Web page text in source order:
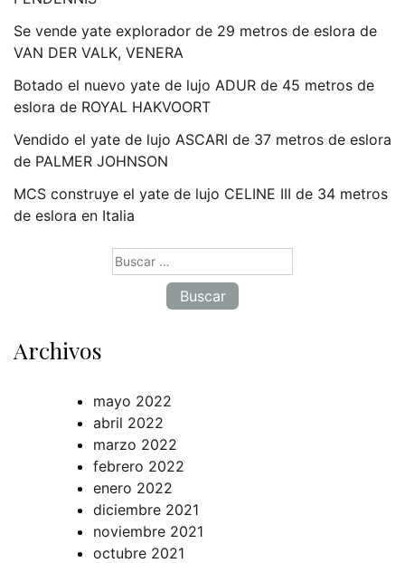
Se vende yate explorador de 29 metros de eslora de
VAN DER VALK, VENERA
Botado el nuevo yate de lujo ADUR de 45 metros de
eslora de ROYAL HAKVOORT
Vendido el yate de lujo ASCARI de 37 metros de eslora
de PALMER JOHNSON
MCS construye el yate de lujo CELINE III de 34 metros
de eslora en Italia
Archivos
mayo 2022
abril 2022
marzo 2022
febrero 2022
enero 2022
diciembre 2021
noviembre 2021
octubre 2021